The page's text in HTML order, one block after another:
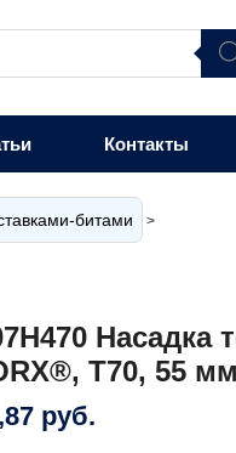
Контакты
битами >
Насадка
T70, 55 мм
руб.